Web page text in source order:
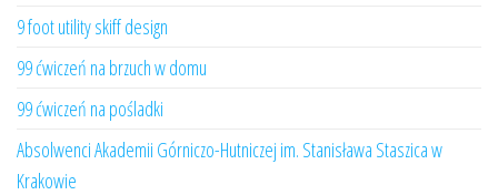
9 foot utility skiff design
99 ćwiczeń na brzuch w domu
99 ćwiczeń na pośladki
Absolwenci Akademii Górniczo-Hutniczej im. Stanisława Staszica w
Krakowie